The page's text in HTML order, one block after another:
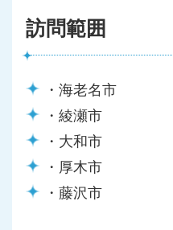
訪問範囲
・海老名市
・綾瀬市
・大和市
・厚木市
・藤沢市